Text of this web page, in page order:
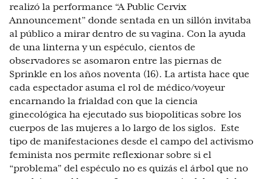
realizó la performance “A Public Cervix
Announcement” donde sentada en un sillón invitaba
al público a mirar dentro de su vagina. Con la ayuda
de una linterna y un espéculo, cientos de
observadores se asomaron entre las piernas de
Sprinkle en los años noventa (16). La artista hace que
cada espectador asuma el rol de médico/voyeur
encarnando la frialdad con que la ciencia
ginecológica ha ejecutado sus biopolíticas sobre los
cuerpos de las mujeres a lo largo de los siglos. Este
tipo de manifestaciones desde el campo del activismo
feminista nos permite reflexionar sobre si el
“problema” del espéculo no es quizás el árbol que no